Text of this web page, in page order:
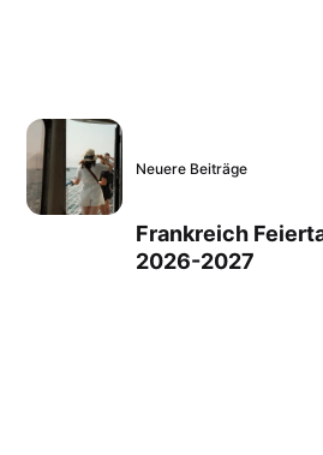
Neuere Beiträge
Frankreich
2026-2027